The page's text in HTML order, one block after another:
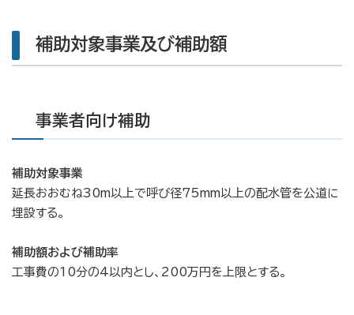
補助対象事業及び補助額
事業者向け補助
補助対象事業
延長おおむね30m以上で呼び径75mm以上の配水管を公道に
埋設する。
補助額および補助率
工事費の10分の4以内とし、200万円を上限とする。